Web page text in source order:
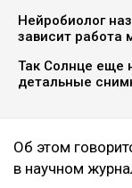
Нейробиолог
зависит работа
Так Солнце еще
детальные
Об этом
в научном